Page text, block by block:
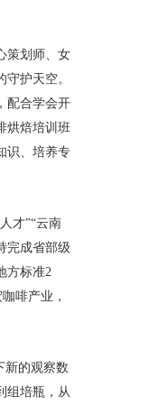
策划师、女
护天空。
配合学会开
烘焙培训班
识、培养专
才”“云南
完成省部级
方标准2
啡产业，
新的观察数
组培瓶，从